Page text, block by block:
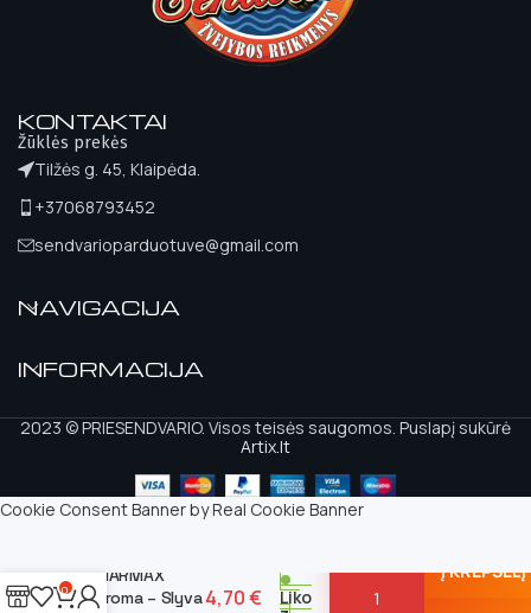
KONTAKTAI
Žūklės prekės
Tilžės g. 45, Klaipėda.
+37068793452
sendvarioparduotuve@gmail.com
NAVIGACIJA
INFORMACIJA
2023 © PRIESENDVARIO. Visos teisės saugomos. Puslapį sukūrė
Artix.lt
MARMAX
Aroma – Slyva 4,70€
Liko
Į KREPŠELĮ
0
Cookie Consent Banner by Real Cookie Banner